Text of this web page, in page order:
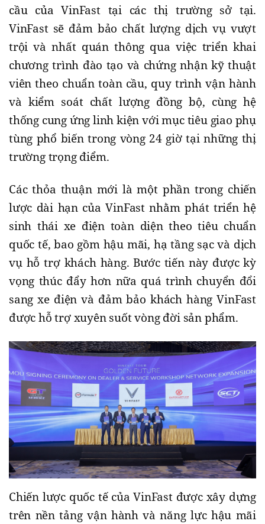
cầu của VinFast tại các thị trường sở tại.
VinFast sẽ đảm bảo chất lượng dịch vụ vượt
trội và nhất quán thông qua việc triển khai
chương trình đào tạo và chứng nhận kỹ thuật
viên theo chuẩn toàn cầu, quy trình vận hành
và kiểm soát chất lượng đồng bộ, cùng hệ
thống cung ứng linh kiện với mục tiêu giao phụ
tùng phổ biến trong vòng 24 giờ tại những thị
trường trọng điểm.
Các thỏa thuận mới là một phần trong chiến
lược dài hạn của VinFast nhằm phát triển hệ
sinh thái xe điện toàn diện theo tiêu chuẩn
quốc tế, bao gồm hậu mãi, hạ tầng sạc và dịch
vụ hỗ trợ khách hàng. Bước tiến này được kỳ
vọng thúc đẩy hơn nữa quá trình chuyển đổi
sang xe điện và đảm bảo khách hàng VinFast
được hỗ trợ xuyên suốt vòng đời sản phẩm.
Chiến lược quốc tế của VinFast được xây dựng
trên nền tảng vận hành và năng lực hậu mãi